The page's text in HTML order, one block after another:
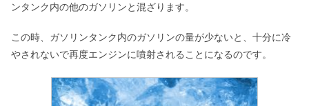
ンタンク内の他のガソリンと混ざります。
この時、ガソリンタンク内のガソリンの量が少ないと、十分に冷
やされないで再度エンジンに噴射されることになるのです。